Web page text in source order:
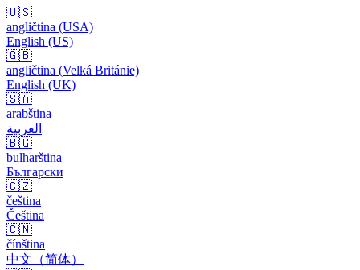
🇺🇸
angličtina (USA)
English (US)
🇬🇧
angličtina (Velká Británie)
English (UK)
🇸🇦
arabština
العربية
🇧🇬
bulharština
Български
🇨🇿
čeština
Čeština
🇨🇳
čínština
中文（简体）